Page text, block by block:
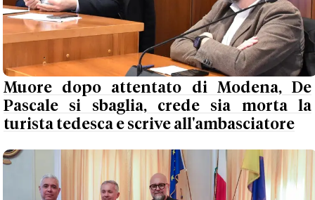
Muore dopo attentato di Modena, De
Pascale si sbaglia, crede sia morta la
turista tedesca e scrive all'ambasciatore